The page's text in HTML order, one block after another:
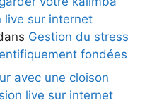
live sur internet
Gestion du stress
fondées
avec une cloison
live sur internet